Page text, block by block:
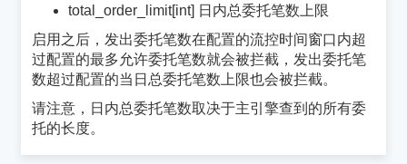
total_order_limit[int] 日内总委托笔数上限
启用之后，发出委托笔数在配置的流控时间窗口内超
过配置的最多允许委托笔数就会被拦截，发出委托笔
数超过配置的当日总委托笔数上限也会被拦截。
请注意，日内总委托笔数取决于主引擎查到的所有委
托的长度。